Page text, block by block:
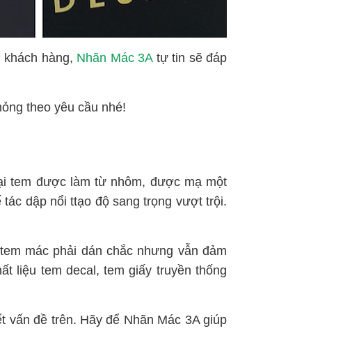
hàng, Nhãn Mác 3Atự tin sẽ đáp
theo yêu cầu nhé!
tem được làm từ nhôm, được mạ một
dập nổi ttạo độ sang trọng vượt trội.
mác phải dán chắc nhưng vẫn đảm
liệu tem decal, tem giấy truyền thống
vấn đề trên. Hãy để Nhãn Mác 3A giúp